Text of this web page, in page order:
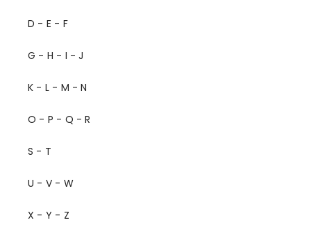
D - E - F
G - H - I - J
K - L - M - N
O - P - Q - R
S - T
U - V - W
X - Y - Z